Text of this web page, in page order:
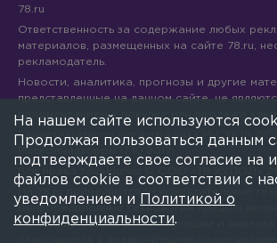
78.ru
Ответственность за содержание любых
материалов, размещенных на сайте 78.ru,
рекламодатель.
Новости, аналитика, прогнозы и другие
представленные на данном сайте, не
рекомендацией к покупке или продаже
Свидетельство о регистрации СМИ Эл №
Все права защищены © ООО «ТВ КУПОЛ»
На 78.ru применяются рекомендательные
(информационные технологии
на основе сбора, систематизации и анализа
На нашем сайте используются
Продолжая пользоваться данным
подтверждаете свое согласие на
файлов cookie в соответствии с
уведомлением и
Политикой о
конфиденциальности.